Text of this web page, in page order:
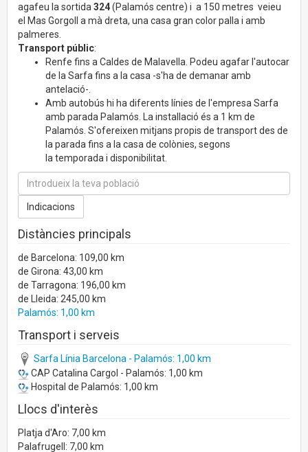
agafeu la sortida 324(Palamós centre) i a 150 metres veieu
el Mas Gorgoll a mà dreta, una casa gran color palla i amb
palmeres.
Transport públic:
Renfe fins a Caldes de Malavella. Podeu agafar l'autocar
de la Sarfa fins a la casa -s'ha de demanar amb
antelació-.
Amb autobús hi ha diferents línies de l'empresa Sarfa
amb parada Palamós. La installació és a 1 km de
Palamós. S'ofereixen mitjans propis de transport des de
la parada fins a la casa de colònies, segons
la temporada i disponibilitat.
Distàncies principals
de Barcelona: 109,00 km
de Girona: 43,00 km
de Tarragona: 196,00 km
de Lleida: 245,00 km
Palamós: 1,00 km
Transport i serveis
Sarfa Línia Barcelona - Palamós: 1,00 km
CAP Catalina Cargol - Palamós: 1,00 km
Hospital de Palamós: 1,00 km
Llocs d'interès
Platja d'Aro: 7,00 km
Palafrugell: 7,00 km